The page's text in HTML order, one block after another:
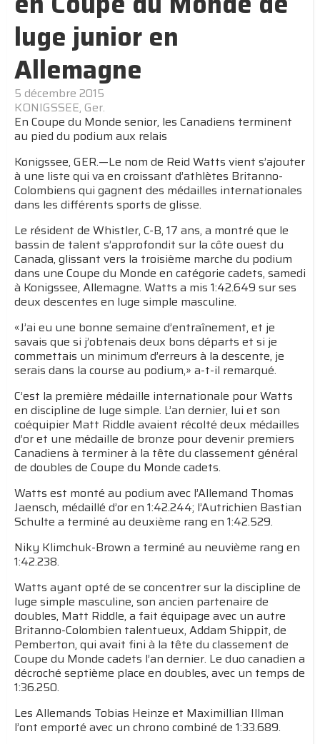
luge junior en
Allemagne
5 décembre 2015
KONIGSSEE, Ger.
En Coupe du Monde senior, les Canadiens terminent
au pied du podium aux relais
Konigssee, GER.—Le nom de Reid Watts vient s’ajouter
à une liste qui va en croissant d’athlètes Britanno-
Colombiens qui gagnent des médailles internationales
dans les différents sports de glisse.
Le résident de Whistler, C-B, 17 ans, a montré que le
bassin de talent s’approfondit sur la côte ouest du
Canada, glissant vers la troisième marche du podium
dans une Coupe du Monde en catégorie cadets, samedi
à Konigssee, Allemagne. Watts a mis 1:42.649 sur ses
deux descentes en luge simple masculine.
«J’ai eu une bonne semaine d’entraînement, et je
savais que si j’obtenais deux bons départs et si je
commettais un minimum d’erreurs à la descente, je
serais dans la course au podium,» a-t-il remarqué.
C’est la première médaille internationale pour Watts
en discipline de luge simple. L’an dernier, lui et son
coéquipier Matt Riddle avaient récolté deux médailles
d’or et une médaille de bronze pour devenir premiers
Canadiens à terminer à la tête du classement général
de doubles de Coupe du Monde cadets.
Watts est monté au podium avec l’Allemand Thomas
Jaensch, médaillé d’or en 1:42.244; l’Autrichien Bastian
Schulte a terminé au deuxième rang en 1:42.529.
Niky Klimchuk-Brown a terminé au neuvième rang en
1:42.238.
Watts ayant opté de se concentrer sur la discipline de
luge simple masculine, son ancien partenaire de
doubles, Matt Riddle, a fait équipage avec un autre
Britanno-Colombien talentueux, Addam Shippit, de
Pemberton, qui avait fini à la tête du classement de
Coupe du Monde cadets l’an dernier. Le duo canadien a
décroché septième place en doubles, avec un temps de
1:36.250.
Les Allemands Tobias Heinze et Maximillian Illman
l’ont emporté avec un chrono combiné de 1:33.689.